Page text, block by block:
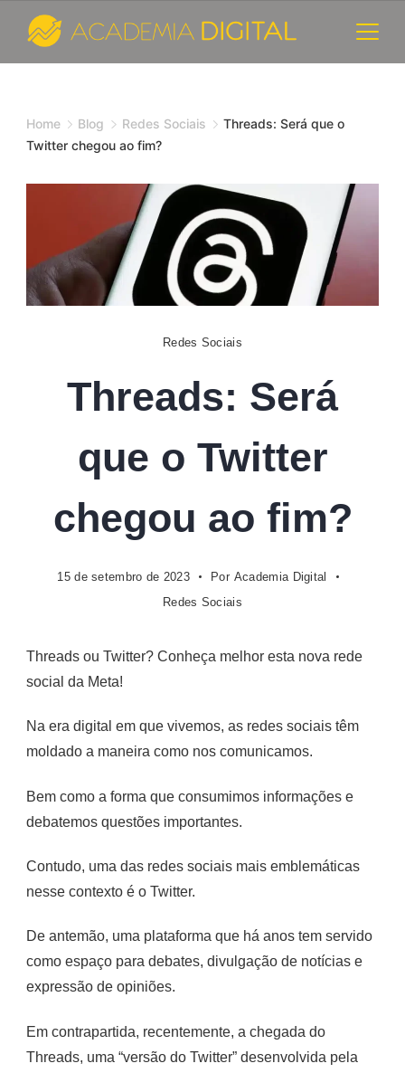
content
e
Marketing
Digital
Academia
Home Blog Redes Sociais
Threads: Será que o
Twitter chegou ao fim?
Redes Sociais
Threads: Será
que o Twitter
chegou ao fim?
15 de setembro de 2023 Por Academia Digital
Redes Sociais
Threads ou Twitter? Conheça melhor esta nova rede
social da Meta!
Na era digital em que vivemos, as redes sociais têm
moldado a maneira como nos comunicamos.
Bem como a forma que consumimos informações e
debatemos questões importantes.
Contudo, uma das redes sociais mais emblemáticas
nesse contexto é o Twitter.
De antemão, uma plataforma que há anos tem servido
como espaço para debates, divulgação de notícias e
expressão de opiniões.
Em contrapartida, recentemente, a chegada do
Threads, uma “versão do Twitter” desenvolvida pela